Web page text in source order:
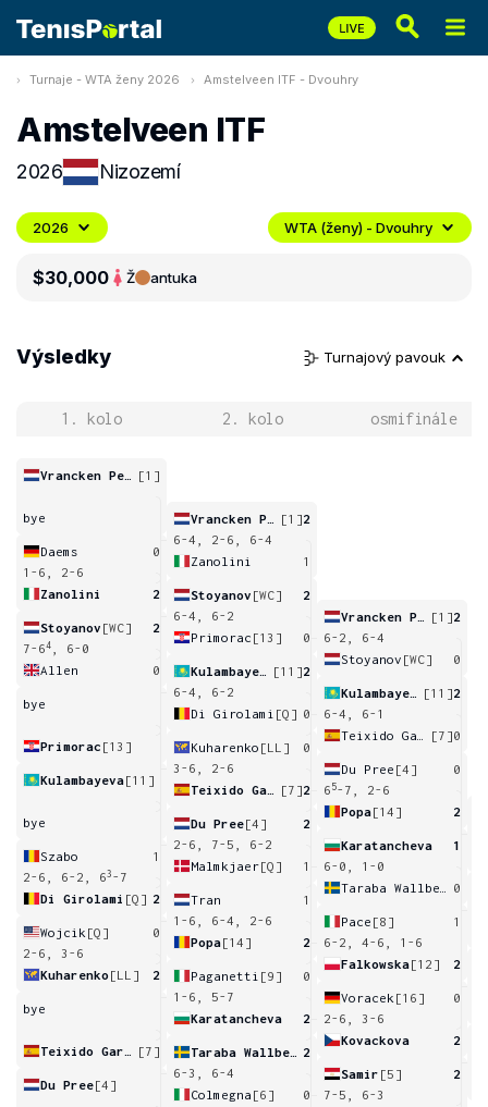
Turnaje - WTA ženy 2026 Amstelveen ITF - Dvouhry
Amstelveen ITF
2026 Nizozemí
2026 WTA (ženy) - Dvouhry
$30,000 Ž antuka
Výsledky Turnajový pavouk
1. kolo 2. kolo osmifinále
[1]
bye
Daems
0
1-6, 2-6
Zanolini
2
Stoyanov [WC]
2
7-64
, 6-0
Allen
0
bye
Primorac [13]
Kulambayeva[11]
bye
Szabo
1
2-6, 6-2, 63 -7
Di Girolami [Q] 2
Wojcik [Q]
0
2-6, 3-6
Kuharenko [LL] 2
bye
[7]
Du Pree[4]
[1]2
6-4, 2-6, 6-4
Zanolini
1
Stoyanov [WC]
2
6-4, 6-2
Primorac [13] 0
[11]2
6-4, 6-2
Di Girolami [Q] 0
Kuharenko [LL]
0
3-6, 2-6
[7]2
Du Pree[4]
2
2-6, 7-5, 6-2
Malmkjaer[Q] 1
Tran
1
1-6, 6-4, 2-6
Popa[14] 2
Paganetti [9]
0
1-6, 5-7
Karatancheva
2
2
6-3, 6-4
Colmegna [6] 0
[1]2
6-2, 6-4
Stoyanov [WC] 0
[11]2
6-4, 6-1
[7]0
Du Pree [4]
0
6 5-7, 2-6
Popa[14] 2
Karatancheva
1
6-0, 1-0
0
Pace [8]
1
6-2, 4-6, 1-6
Falkowska[12] 2
Voracek [16]
0
2-6, 3-6
Kovackova
2
Samir [5]
2
7-5, 6-3